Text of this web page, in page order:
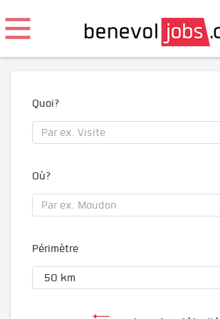
Quoi?
Où?
Périmètre